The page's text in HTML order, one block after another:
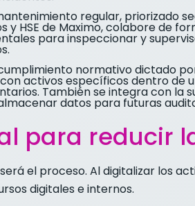
regular, priorizado
y HSE de Maximo, colabore de
para inspeccionar y
normativo dictado
activos específicos dentro de
También se integra con la
datos para futuras
para reducir
el proceso. Al digitalizar los
digitales e internos.